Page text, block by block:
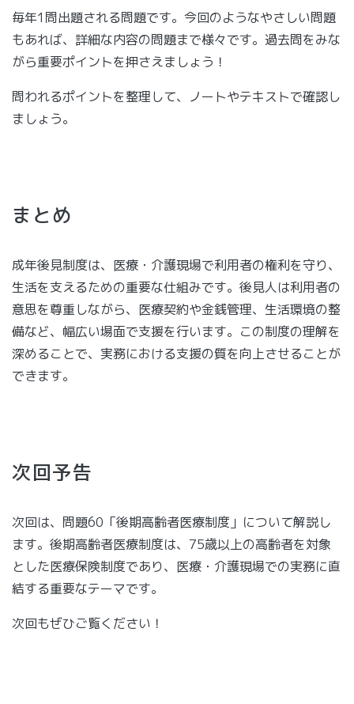
毎年1問出題される問題です。今回のようなやさしい問題
もあれば、詳細な内容の問題まで様々です。過去問をみな
がら重要ポイントを押さえましょう！
問われるポイントを整理して、ノートやテキストで確認し
ましょう。
まとめ
成年後見制度は、医療・介護現場で利用者の権利を守り、
生活を支えるための重要な仕組みです。後見人は利用者の
意思を尊重しながら、医療契約や金銭管理、生活環境の整
備など、幅広い場面で支援を行います。この制度の理解を
深めることで、実務における支援の質を向上させることが
できます。
次回予告
次回は、問題60「後期高齢者医療制度」について解説し
ます。後期高齢者医療制度は、75歳以上の高齢者を対象
とした医療保険制度であり、医療・介護現場での実務に直
結する重要なテーマです。
次回もぜひご覧ください！